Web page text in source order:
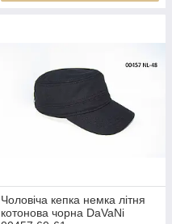
Чоловіча кепка немка літня
котонова чорна DaVaNi